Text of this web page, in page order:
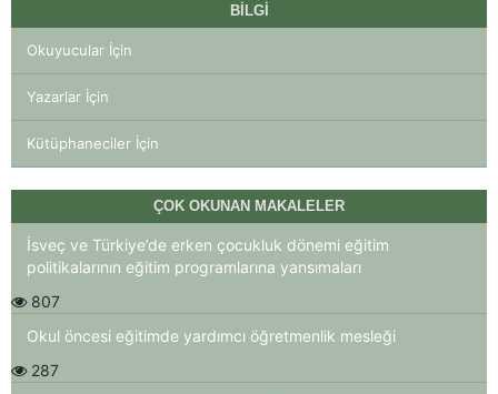
BILGI
Okuyucular İçin
Yazarlar İçin
Kütüphaneciler İçin
ÇOK OKUNAN MAKALELER
İsveç ve Türkiye’de erken çocukluk dönemi eğitim
politikalarının eğitim programlarına yansımaları
807
Okul öncesi eğitimde yardımcı öğretmenlik mesleği
287